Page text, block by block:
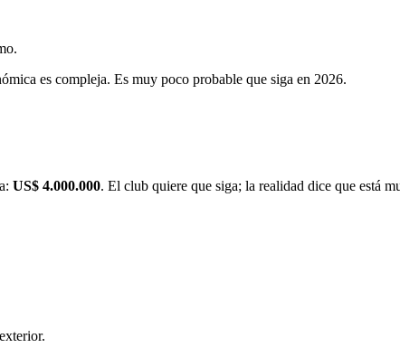
es compleja. Es muy poco probable que siga en 2026.
US$ 4.000.000. El club quiere que siga; la realidad dice que está